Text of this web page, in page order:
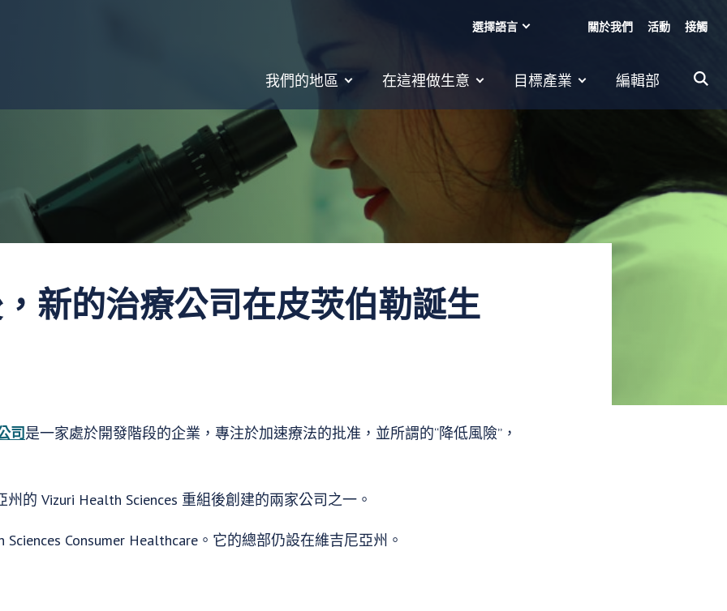
我們的地區 在這裡做生意 目標產業 編輯部
關於我們 活動 接觸
選擇語言
新的治療公司在皮茨伯勒誕生
司是一家處於開發階段的企業，專注於加速療法的批准，並所謂的“降低風險”，
的 Vizuri Health Sciences 重組後創建的兩家公司之一。
Consumer Healthcare。它的總部仍設在維吉尼亞州。